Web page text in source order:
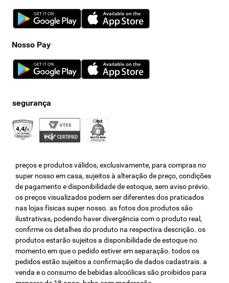
Nosso Pay
preços e produtos válidos, exclusivamente, para compras no
super nosso em casa, sujeitos à alteração de preço, condições
de pagamento e disponibilidade de estoque, sem aviso prévio.
os preços visualizados podem ser diferentes dos praticados
nas lojas físicas super nosso. as fotos dos produtos são
ilustrativas, podendo haver divergência com o produto real,
confirme os detalhes do produto na respectiva descrição. os
produtos estarão sujeitos a disponibilidade de estoque no
momento em que o pedido estiver em separação. todos os
pedidos estão sujeitos a confirmação de dados cadastrais. a
venda e o consumo de bebidas alcoólicas são proibidos para